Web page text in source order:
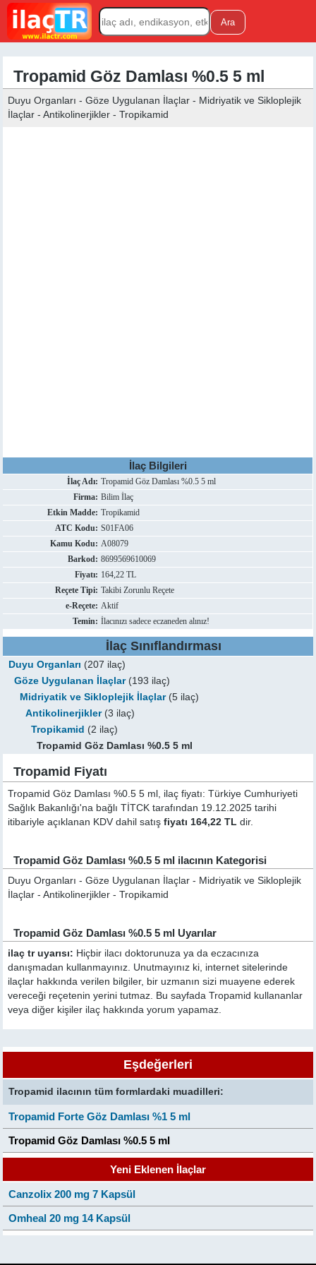
Tropamid Göz Damlası %0.5 5 ml
Duyu Organları - Göze Uygulanan İlaçlar - Midriyatik ve Sikloplejik
İlaçlar - Antikolinerjikler - Tropikamid
İlaç Bilgileri
İlaç Adı: Tropamid Göz Damlası %0.5 5 ml
Firma: Bilim İlaç
Etkin Madde: Tropikamid
ATC Kodu: S01FA06
Kamu Kodu: A08079
Barkod: 8699569610069
Fiyatı: 164,22 TL
Reçete Tipi: Takibi Zorunlu Reçete
e-Reçete: Aktif
Temin: İlacınızı sadece eczaneden alınız!
İlaç Sınıflandırması
Duyu Organları (207 ilaç)
Göze Uygulanan İlaçlar(193 ilaç)
Midriyatik ve Sikloplejik İlaçlar(5 ilaç)
Antikolinerjikler(3 ilaç)
Tropikamid (2 ilaç)
Tropamid Göz Damlası %0.5 5 ml
Tropamid Fiyatı
Tropamid Göz Damlası %0.5 5 ml, ilaç fiyatı: Türkiye Cumhuriyeti
Sağlık Bakanlığı'na bağlı TİTCK tarafından 19.12.2025 tarihi
itibariyle açıklanan KDV dahil satışfiyatı 164,22 TL dir.
Tropamid Göz Damlası %0.5 5 ml ilacının Kategorisi
Duyu Organları - Göze Uygulanan İlaçlar - Midriyatik ve Sikloplejik
İlaçlar - Antikolinerjikler - Tropikamid
Tropamid Göz Damlası %0.5 5 ml Uyarılar
ilaç tr uyarısı: Hiçbir ilacı doktorunuza ya da eczacınıza
danışmadan kullanmayınız. Unutmayınız ki, internet sitelerinde
ilaçlar hakkında verilen bilgiler, bir uzmanın sizi muayene ederek
vereceği reçetenin yerini tutmaz. Bu sayfada Tropamid kullananlar
veya diğer kişiler ilaç hakkında yorum yapamaz.
Eşdeğerleri
Tropamid ilacının tüm formlardaki muadilleri:
Tropamid Forte Göz Damlası %1 5 ml
Tropamid Göz Damlası %0.5 5 ml
Yeni Eklenen İlaçlar
Canzolix 200 mg 7 Kapsül
Omheal 20 mg 14 Kapsül